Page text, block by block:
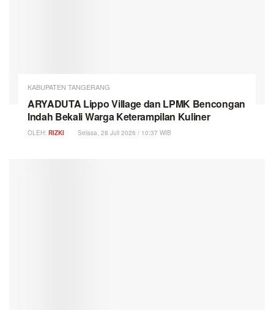
KABUPATEN TANGERANG
ARYADUTA Lippo Village dan LPMK Bencongan
Indah Bekali Warga Keterampilan Kuliner
OLEH: RIZKI Selasa, 28 Juli 2026 / 10:37 WIB